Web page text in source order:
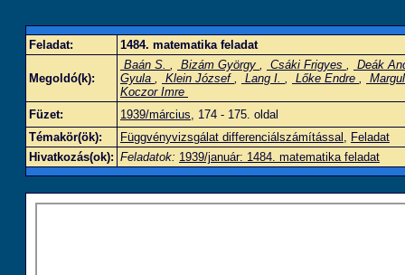
Feladat: 1484. matematika feladat
Megoldó(k):
Baán S. , Bizám György , Csáki Frigyes ,
Deák
Gyula , Klein József , Lang I. , Lőke Endre ,
Koczor Imre
Füzet:
1939/március, 174 - 175. oldal
Témakör(ök):
Függvényvizsgálat differenciálszámítással , Feladat
Hivatkozás(ok): Feladatok: 1939/január: 1484. matematika feladat